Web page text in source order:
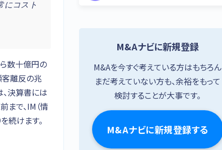
にコスト
数十億円の
客離反の兆
決算書には
で、IM（情
続けます。
M&Aナビに新規登録
M&Aを今すぐ考えている方はもちろん
まだ考えていない方も、余裕をもって
検討することが大事です。
M&Aナビに新規登録する